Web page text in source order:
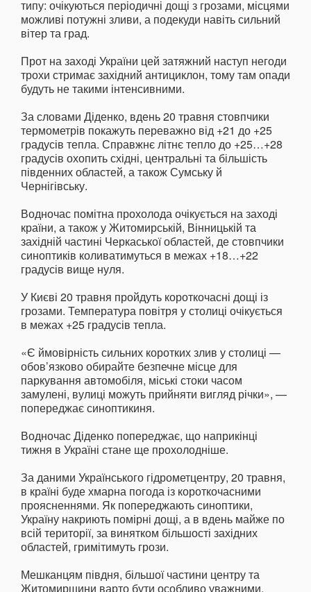
типу: очікуються періодичні дощі з грозами, місцями
можливі потужні зливи, а подекуди навіть сильний
вітер та град.
Прот на заході України цей затяжний наступ негоди
трохи стримає західний антициклон, тому там опади
будуть не такими інтенсивними.
За словами Діденко, вдень 20 травня стовпчики
термометрів покажуть переважно від +21 до +25
градусів тепла. Справжнє літнє тепло до +25…+28
градусів охопить східні, центральні та більшість
південних областей, а також Сумську й
Чернігівську.
Водночас помітна прохолода очікується на заході
країни, а також у Житомирській, Вінницькій та
західній частині Черкаської областей, де стовпчики
синоптиків коливатимуться в межах +18…+22
градусів вище нуля.
У Києві 20 травня пройдуть короткочасні дощі із
грозами. Температура повітря у столиці очікується
в межах +25 градусів тепла.
«Є ймовірність сильних коротких злив у столиці —
обов’язково обирайте безпечне місце для
паркування автомобіля, міські стоки часом
замулені, вулиці можуть прийняти вигляд річки», —
попереджає синоптикиня.
Водночас Діденко попереджає, що наприкінці
тижня в Україні стане ще прохолодніше.
За даними Українського гідрометцентру, 20 травня,
в країні буде хмарна погода із короткочасними
проясненнями. Як попереджають синоптики,
Україну накриють помірні дощі, а в вдень майже по
всій території, за винятком більшості західних
областей, гримітимуть грози.
Мешканцям півдня, більшої частини центру та
Житомирщини варто бути особливо уважними,